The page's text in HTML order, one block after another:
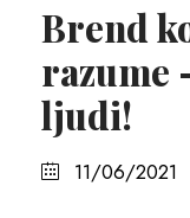
Brend
razume
ljudi!
11/06/2021